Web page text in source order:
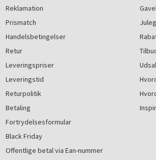
Reklamation
Prismatch
Handelsbetingelser
Retur
Leveringspriser
Leveringstid
Returpolitik
Betaling
Fortrydelsesformular
Black Friday
Offentlige betal via Ean-nummer